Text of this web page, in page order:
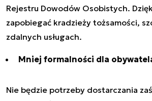
Rejestru Dowodów Osobistych.
zapobiegać kradzieży tożsamości,
zdalnych usługach.
Mniej formalności dla
Nie będzie potrzeby dostarczania